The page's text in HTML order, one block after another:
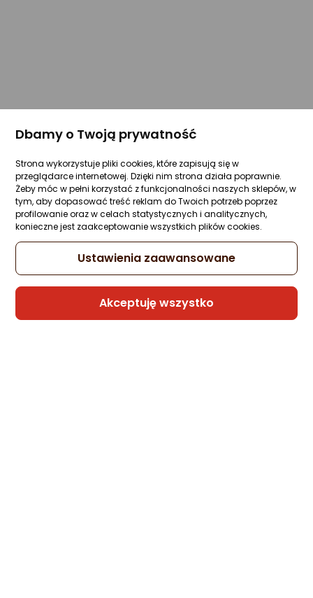
Dbamy o Twoją prywatność
Strona wykorzystuje pliki cookies, które zapisują się w
przeglądarce internetowej. Dzięki nim strona działa poprawnie.
Żeby móc w pełni korzystać z funkcjonalności naszych sklepów, w
tym, aby dopasować treść reklam do Twoich potrzeb poprzez
profilowanie oraz w celach statystycznych i analitycznych,
konieczne jest zaakceptowanie wszystkich plików cookies.
Ustawienia zaawansowane
Akceptuję wszystko